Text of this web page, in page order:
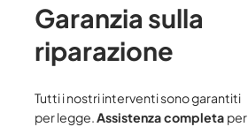
Garanzia sulla
riparazione
Tutti i nostri interventi sono garantiti
per legge.Assistenza completa per